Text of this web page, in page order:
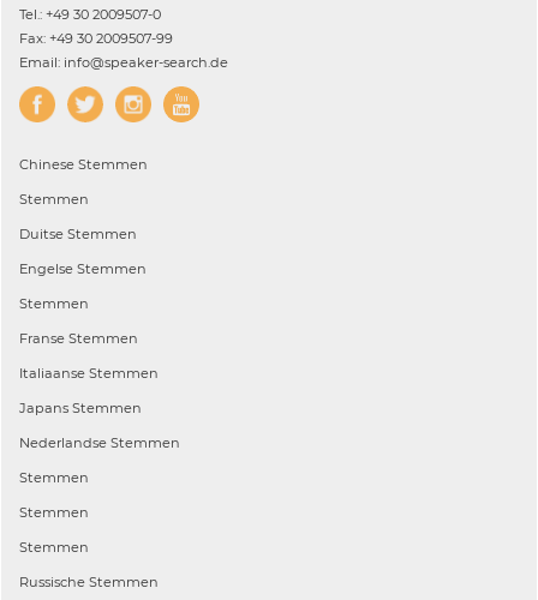
Tel.: +49 30 2009507-0
Fax: +49 30 2009507-99
Email: info@speaker-search.de
Chinese Stemmen
Stemmen
Duitse Stemmen
Engelse Stemmen
Stemmen
Franse Stemmen
Italiaanse Stemmen
Japans Stemmen
Nederlandse Stemmen
Stemmen
Stemmen
Stemmen
Russische Stemmen